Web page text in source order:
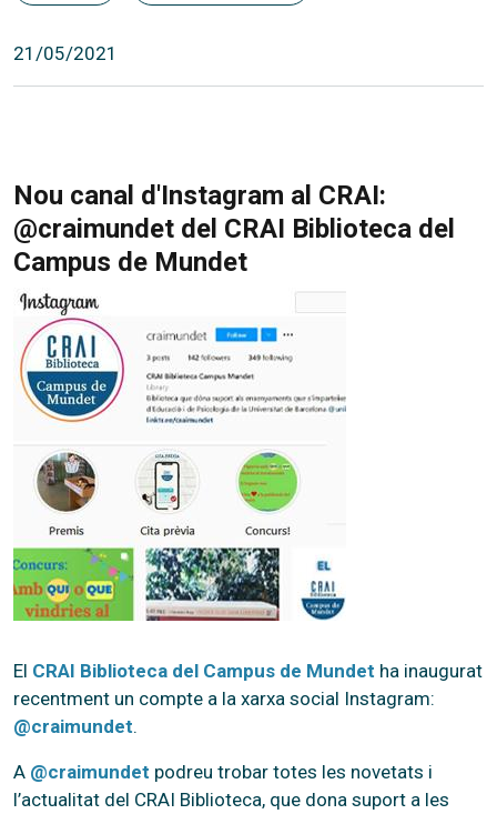
21/05/2021
Nou canal d'Instagram al CRAI:
@craimundet del CRAI Biblioteca del
Campus de Mundet
El CRAI Biblioteca del Campus de Mundet ha inaugurat
recentment un compte a la xarxa social Instagram:
@craimundet.
A @craimundet podreu trobar totes les novetats i
l’actualitat del CRAI Biblioteca, que dona suport a les